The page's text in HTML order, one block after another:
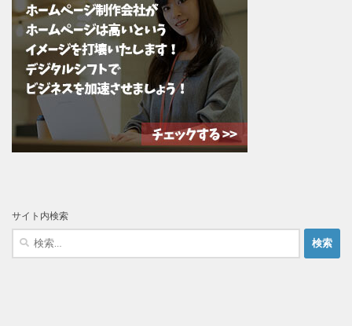
サイト内検索